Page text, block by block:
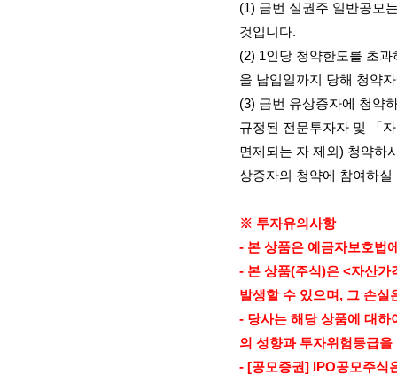
(1) 금번 실권주 일반공모
것입니다.
(2) 1인당 청약한도를 초
을 납입일까지 당해 청약
(3) 금번 유상증자에 청약
규정된 전문투자자 및 「
면제되는 자 제외 ) 청약하
상증자의 청약에 참여하
※ 투자유의사항
- 본 상품은 예금자보호법
- 본 상품(주식)은 <자산가
발생할 수 있으며 , 그 손실
- 당사는 해당 상품에 대
의 성향과 투자위험등급
- [공모증권] IPO공모주식